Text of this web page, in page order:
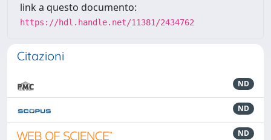
link a questo documento:
https://hdl.handle.net/11381/2434762
Citazioni
ND
ND
ND